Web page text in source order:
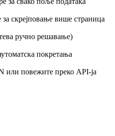
скрејповање више страница
ручно решавање)
покретања
или повежите преко API-ја